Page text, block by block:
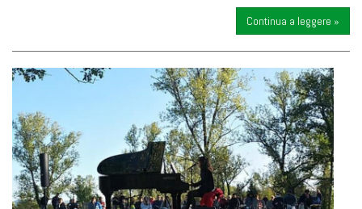
Continua a leggere »